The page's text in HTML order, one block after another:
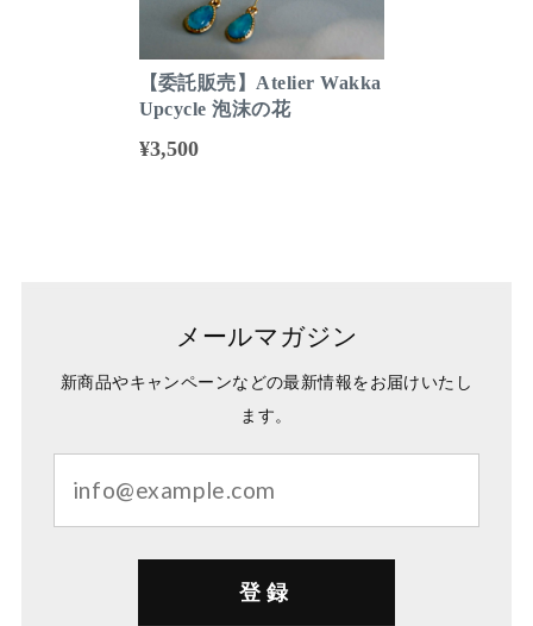
【委託販売】Atelier Wakka
Upcycle 泡沫の花
¥3,500
メールマガジン
新商品やキャンペーンなどの最新情報をお届けいたし
ます。
登録